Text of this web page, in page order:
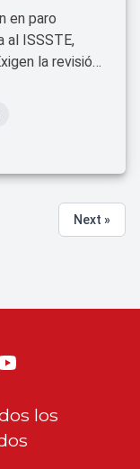
en paro
al ISSSTE,
la revisión
Next »
los